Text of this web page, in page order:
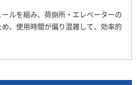
ルを組み、荷捌所・エレベーターの
、使用時間が偏り混雑して、効率的